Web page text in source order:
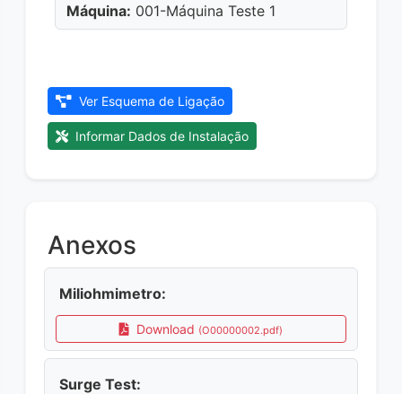
Máquina: 001-Máquina Teste 1
Ver Esquema de Ligação
Informar Dados de Instalação
Anexos
Miliohmimetro:
Download (O00000002.pdf)
Surge Test: